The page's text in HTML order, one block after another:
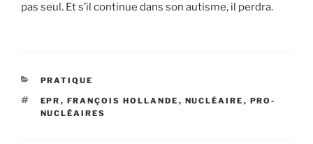
pas seul. Et s’il continue dans son autisme, il perdra.
CATÉGORIES
PRATIQUE
ÉTIQUETTES
EPR , FRANÇOIS HOLLANDE , NUCLÉAIRE , PRO-
NUCLÉAIRES